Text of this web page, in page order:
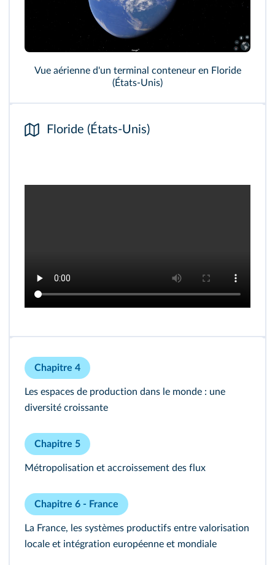
Vue aérienne d'un terminal conteneur en Floride
(États-Unis)
Floride (États‑Unis)
Chapitre 4
Les espaces de production dans le monde : une
diversité croissante
Chapitre 5
Métropolisation et accroissement des flux
Chapitre 6 - France
La France, les systèmes productifs entre valorisation
locale et intégration européenne et mondiale